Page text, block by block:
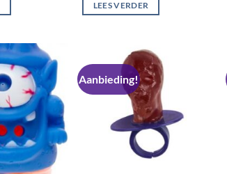
LEES VERDER
Aanbieding!